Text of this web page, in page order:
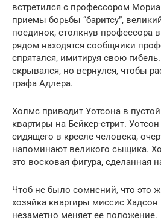
встретился с профессором
приемы борьбы “баритсу”,
поединок, столкнув профессора
рядом находятся сообщники
спрятался, имитируя свою
скрывался, но вернулся, чтобы
графа Адлера.
Холмс приводит Уотсона в
квартиры на Бейкер-стрит.
сидящего в кресле человека,
напоминают великого сыщика.
это восковая фигура, сделанная
Чтоб не было сомнений, что это
хозяйка квартиры миссис Хадсон
незаметно меняет ее положение.